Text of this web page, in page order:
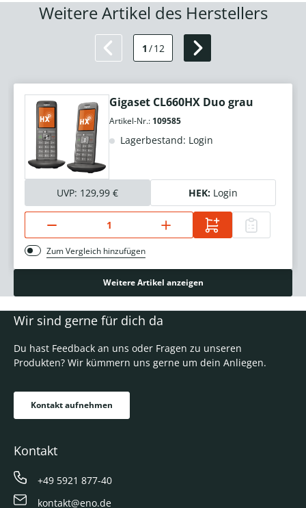
Weitere Artikel des Herstellers
1 /12
Gigaset CL660HX Duo grau
Artikel-Nr.: 109585
Lagerbestand: Login
UVP: 129,99 € HEK: Login
Zum Vergleich hinzufügen
Weitere Artikel anzeigen
Wir sind gerne für dich da
Du hast Feedback an uns oder Fragen zu unseren
Produkten? Wir kümmern uns gerne um dein Anliegen.
Kontakt aufnehmen
Kontakt
+49 5921 877-40
kontakt@eno.de